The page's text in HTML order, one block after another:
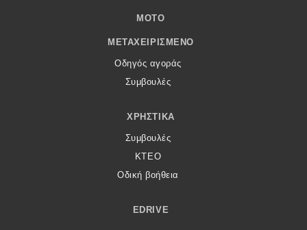
MOTO
ΜΕΤΑΧΕΙΡΙΣΜΈΝΟ
Οδηγός αγοράς
Συμβουλές
ΧΡΗΣΤΙΚΆ
Συμβουλές
ΚΤΕΟ
Οδική βοήθεια
EDRIVE